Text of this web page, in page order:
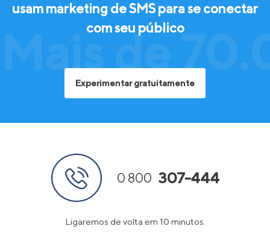
Mais de
usam marketing de SMS para se conectar
com seu público
Experimentar gratuitamente
0 800 307-444
Ligaremos de volta em 10 minutos.